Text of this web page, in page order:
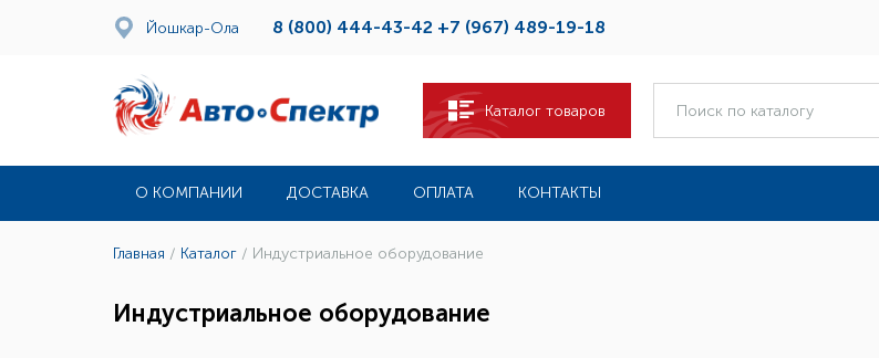
Йошкар-Ола 8 (800) 444-43-42 +7 (967) 489-19-18
Каталог товаров
О КОМПАНИИ ДОСТАВКА ОПЛАТА КОНТАКТЫ
Главная / Каталог / Индустриальное оборудование
Индустриальное оборудование